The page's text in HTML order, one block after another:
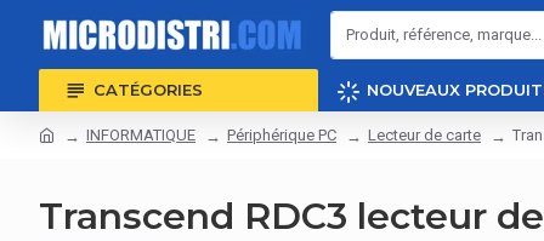
CATÉGORIES NOUVEAUX
INFORMATIQUE Périphérique PC Lecteur de carte
Transcend RDC3 lecteur